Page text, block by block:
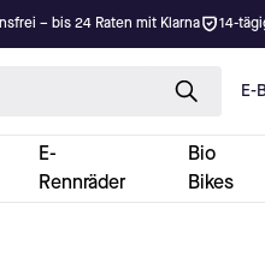
– bis 24 Raten mit Klarna 14-
E-
E-
Rennräder
Bio
Bikes